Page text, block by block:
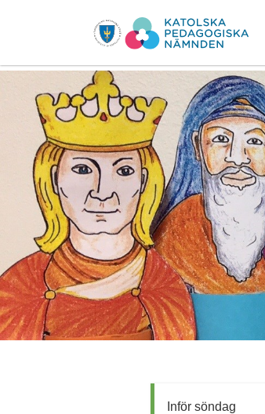
Inför söndag